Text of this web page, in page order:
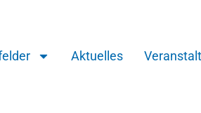
Aktuelles